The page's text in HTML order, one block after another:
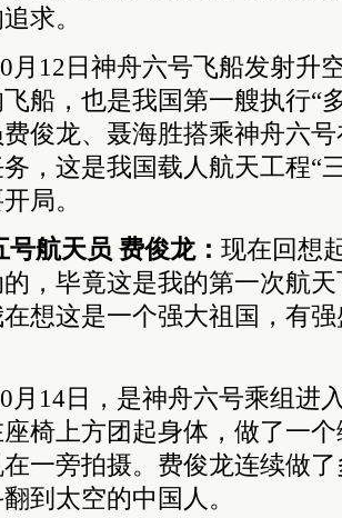
求。
月12日神舟六号飞船发射升
船，也是我国第一艘执行“
俊龙、聂海胜搭乘神舟六
，这是我国载人航天工程“
局。
航天员 费俊龙： 现在回想
，毕竟这是我的第一次航
想这是一个强大祖国，有
月14日，是神舟六号乘组进
座椅上方团起身体，做了一
一旁拍摄。费俊龙连续做
到太空的中国人。